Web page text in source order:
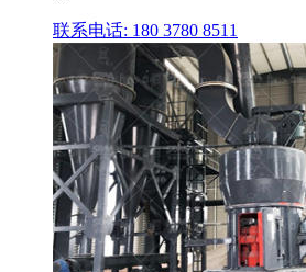
联系电话: 180 3780 8511